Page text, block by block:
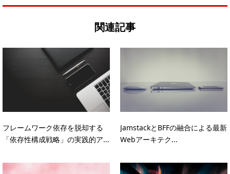
関連記事
フレームワーク依存を脱却する
「依存性構成戦略」の実践的ア...
JamstackとBFFの融合による最新
Webアーキテク...